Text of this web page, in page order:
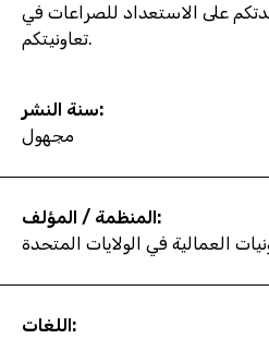
على الاستعداد للصراعات في
تعاونيتكم.
سنة النشر:
مجهول
المنظمة / المؤلف:
اللغات: